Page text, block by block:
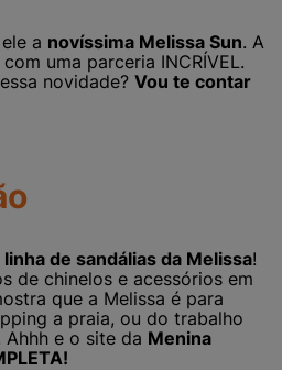
a novíssima Melissa Sun. A
uma parceria INCRÍVEL.
novidade? Vou te contar
linha de sandálias da Melissa!
de chinelos e acessórios em
que a Melissa é para
a praia, ou do trabalho
e o site da Menina